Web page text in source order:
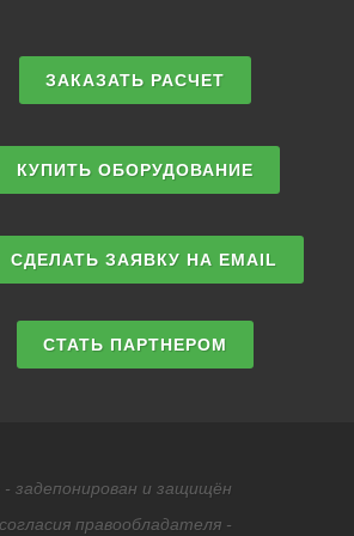
ЗАКАЗАТЬ РАСЧЕТ
КУПИТЬ ОБОРУДОВАНИЕ
СДЕЛАТЬ ЗАЯВКУ НА EMAIL
СТАТЬ ПАРТНЕРОМ
задепонирован и защищён
правообладателя -